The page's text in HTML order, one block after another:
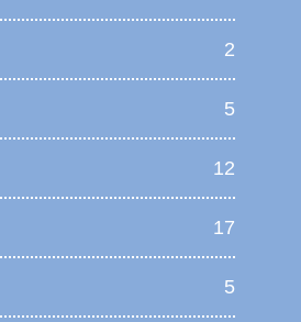
2
5
12
17
5